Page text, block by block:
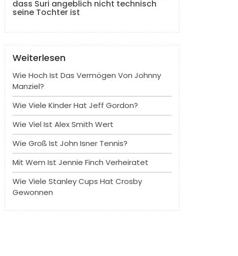
dass Suri angeblich nicht technisch
seine Tochter ist
Weiterlesen
Wie Hoch Ist Das Vermögen Von Johnny
Manziel?
Wie Viele Kinder Hat Jeff Gordon?
Wie Viel Ist Alex Smith Wert
Wie Groß Ist John Isner Tennis?
Mit Wem Ist Jennie Finch Verheiratet
Wie Viele Stanley Cups Hat Crosby
Gewonnen